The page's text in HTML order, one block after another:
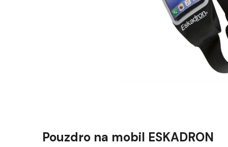
Pouzdro na mobil ESKADRON